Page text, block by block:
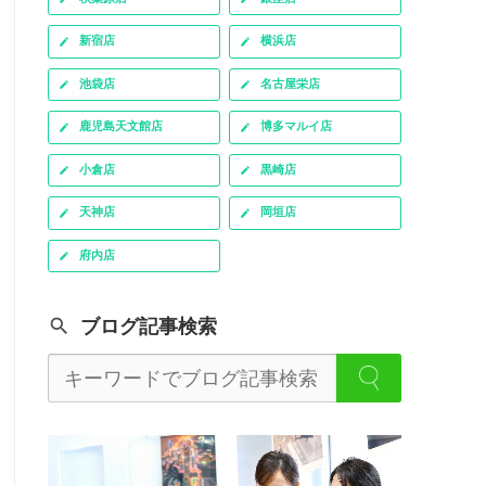
新宿店 横浜店
池袋店 名古屋栄店
鹿児島天文館店 博多マルイ店
小倉店 黒崎店
天神店 岡垣店
府内店
ブログ記事検索